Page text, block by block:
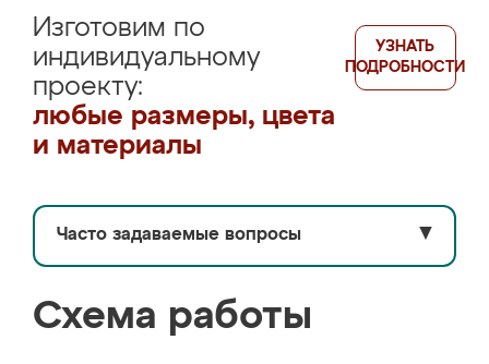
Изготовим по
индивидуальному
проекту:
любые размеры, цвета
и материалы
УЗНАТЬ
ПОДРОБНОСТИ
Часто задаваемые вопросы ▼
Схема работы